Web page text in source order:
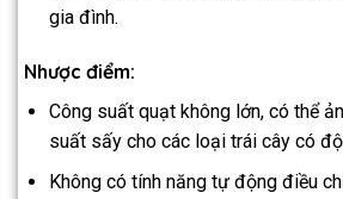
gia đình.
Nhược điểm:
Công suất quạt không lớn, có thể
suất sấy cho các loại trái cây có
Không có tính năng tự động điều